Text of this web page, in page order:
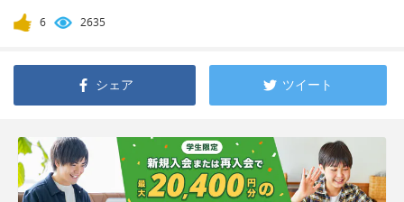
6 2635
シェア ツイート